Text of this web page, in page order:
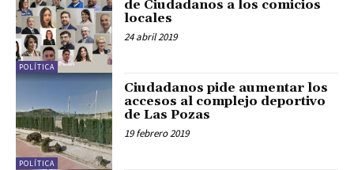
POLÍTICA
de Ciudadanos a los comicios
locales
24 abril 2019
POLÍTICA
Ciudadanos pide aumentar los
accesos al complejo deportivo
de Las Pozas
19 febrero 2019